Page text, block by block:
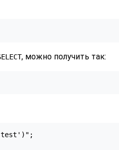
, можно получить так:
'test')";